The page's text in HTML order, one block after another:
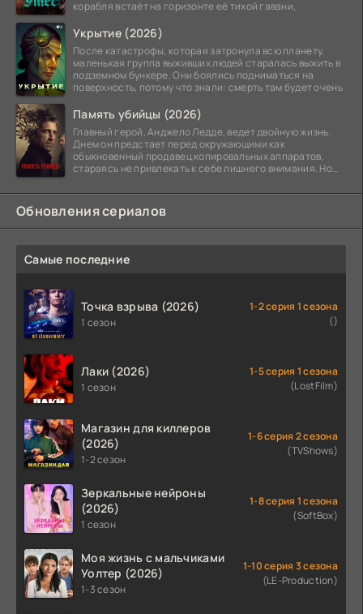
корабля встаёт на горизонте её тихой гавани,
Укрытие (2026)
После катастрофы, которая затронула всю планету,
маленькая группа выживших людей старалась выжить в
подземном бункере. Они боялись подниматься на
поверхность, потому что знали: смерть там будет очень
Память убийцы (2026)
Главный герой, Анджело Ледде, ведет двойную жизнь.
Днем он предстает перед окружающими как
обыкновенный продавец копировальных аппаратов,
стараясь не привлекать к себе лишнего внимания. Но
Обновления сериалов
Самые последние
Точка взрыва (2026)
1 сезон
1-2 серия 1 сезона
()
Лаки (2026)
1 сезон
1-5 серия 1 сезона
(LostFilm)
Магазин для киллеров
(2026)
1-2 сезон
1-6 серия 2 сезона
(TVShows)
Зеркальные нейроны
(2026)
1 сезон
1-8 серия 1 сезона
(SoftBox)
Моя жизнь с мальчиками
Уолтер (2026)
1-3 сезон
1-10 серия 3 сезона
(LE-Production)